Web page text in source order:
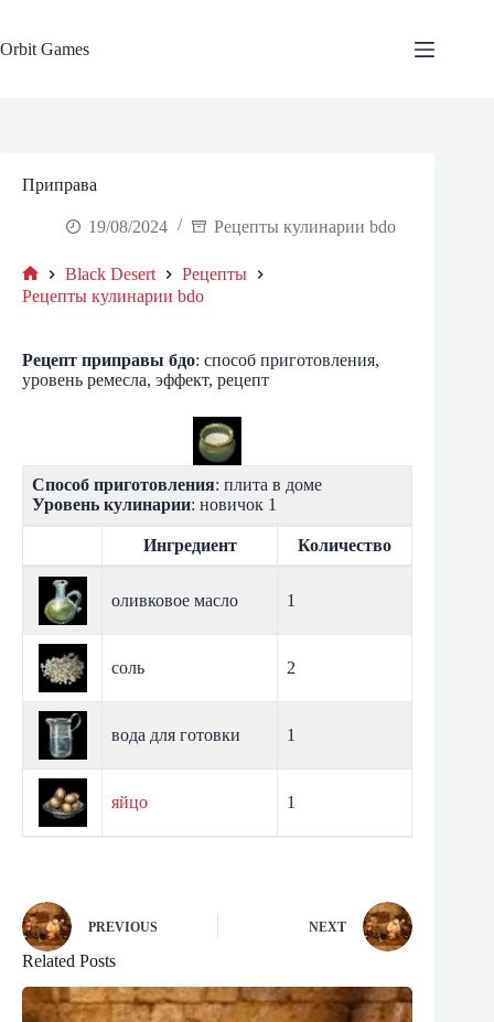
content
Orbit Games
Приправа
19/08/2024 Рецепты кулинарии bdo
Home
Black Desert
Рецепты
Рецепты кулинарии bdo
Рецепт приправы бдо: способ приготовления,
уровень ремесла, эффект, рецепт
Способ приготовления: плита в доме
Уровень кулинарии: новичок 1
Ингредиент Количество
оливковое масло 1
соль 2
вода для готовки 1
яйцо 1
PREVIOUS NEXT
Related Posts